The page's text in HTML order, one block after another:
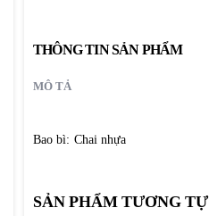
THÔNG TIN SẢN PHẨM
MÔ TẢ
Bao bì: Chai nhựa
SẢN PHẨM TƯƠNG TỰ